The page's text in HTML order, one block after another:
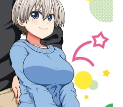
ジュール2024年7月6日（土）〜
年9月28日（土）テレビ東京系
て話数全13話キャストサクナヒ
大空直美ココロワヒメ：衣川里
マ爺：鳴海崇志田右衛門：矢野
ミルテ：久保田ひかりきんた：
聡馬ゆい：古賀葵かいまる：桃
かカムヒツキ：小日向みわアシ
：各務立基石丸：亀山雄慈スタ